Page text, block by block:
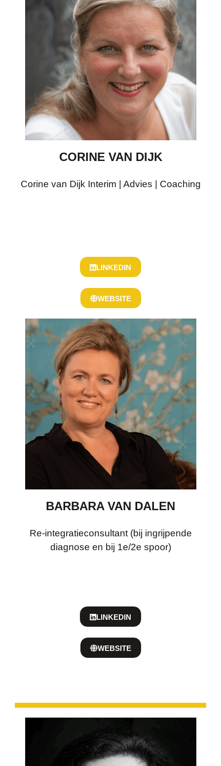
CORINE VAN DIJK
Corine van Dijk Interim | Advies | Coaching
LINKEDIN
WEBSITE
BARBARA VAN DALEN
Re-integratieconsultant (bij ingrijpende
diagnose en bij 1e/2e spoor)
LINKEDIN
WEBSITE